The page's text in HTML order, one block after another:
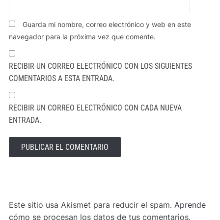
Guarda mi nombre, correo electrónico y web en este
navegador para la próxima vez que comente.
RECIBIR UN CORREO ELECTRÓNICO CON LOS SIGUIENTES
COMENTARIOS A ESTA ENTRADA.
RECIBIR UN CORREO ELECTRÓNICO CON CADA NUEVA
ENTRADA.
Este sitio usa Akismet para reducir el spam. Aprende
cómo se procesan los datos de tus comentarios.